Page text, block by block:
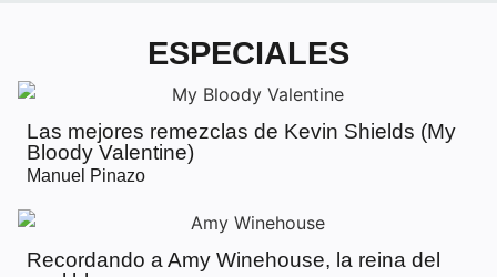
ESPECIALES
Las mejores remezclas de Kevin Shields (My
Bloody Valentine)
Manuel Pinazo
Recordando a Amy Winehouse, la reina del